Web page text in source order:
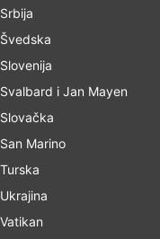
Srbija
Švedska
Slovenija
Svalbard i Jan Mayen
Slovačka
San Marino
Turska
Ukrajina
Vatikan